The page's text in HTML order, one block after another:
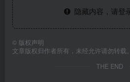
隐藏内容，请登
© 版权声明
文章版权归作者所有，未经允许请勿转载。
THE END